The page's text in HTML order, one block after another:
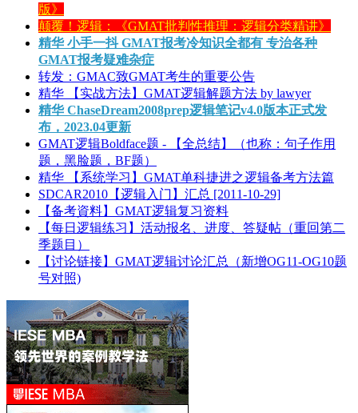
版》
颠覆！逻辑：《GMAT批判性推理：逻辑分类精讲》
精华小手一抖 GMAT报考冷知识全都有 专治各种
GMAT报考疑难杂症
转发：GMAC致GMAT考生的重要公告
精华 【实战方法】GMAT逻辑解题方法 by lawyer
精华ChaseDream2008prep逻辑笔记v4.0版本正式发
布，2023.04更新
GMAT逻辑Boldface题 - 【全总结】（也称：句子作用
题，黑脸题，BF题）
精华 【系统学习】GMAT单科捷进之逻辑备考方法篇
SDCAR2010【逻辑入门】汇总 [2011-10-29]
【备考資料】GMAT逻辑复习资料
【每日逻辑练习】活动报名、进度、答疑帖（重回第二
季题目）
【讨论链接】GMAT逻辑讨论汇总（新增OG11-OG10题
号对照)